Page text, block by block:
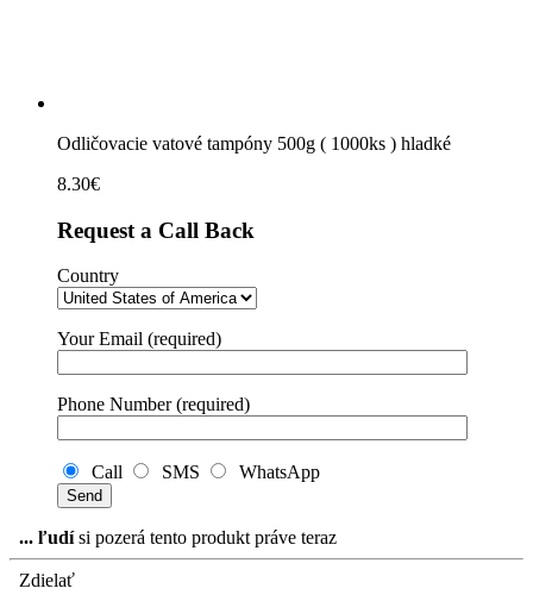
Odličovacie vatové tampóny 500g ( 1000ks ) hladké
8.30€
Request a Call Back
Country
Your Email (required)
Phone Number (required)
Call SMS WhatsApp
... ľudísi pozerá tento produkt práve teraz
Zdielať